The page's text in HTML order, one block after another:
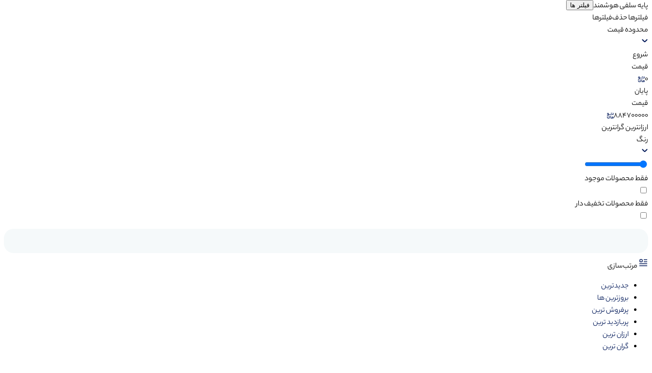
پایه سلفی هوشمند فیلتر ها
فیلترهاحذف‌فیلتر‌ها
محدوده قیمت
شروع
قیمت
0
پایان
قیمت
884700000
ارزانترینگرانترین
رنگ
فقط محصولات موجود
فقط محصولات تخفیف دار
مرتب‌سازی
جدیدترین
بروزترین ها
پرفروش ترین
پربازدید ترین
ارزان ترین
گران ترین